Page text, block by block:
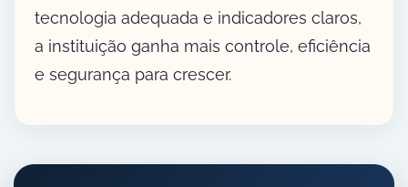
tecnologia adequada e indicadores claros,
a instituição ganha mais controle, eficiência
e segurança para crescer.